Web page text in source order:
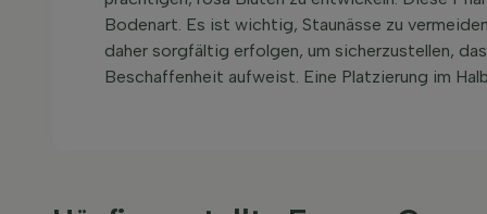
Bodenart. Es ist wichtig, Staunässe zu
daher sorgfältig erfolgen, um sicherzustellen,
Beschaffenheit aufweist. Eine Platzierung im